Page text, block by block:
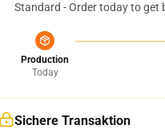
Standard - Order today to get
Production
Today
Sichere Transaktion